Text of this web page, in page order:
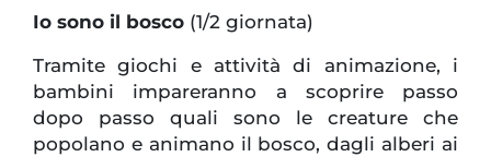
Io sono il bosco (1/2 giornata)
Tramite giochi e attività di animazione, i
bambini impareranno a scoprire passo
dopo passo quali sono le creature che
popolano e animano il bosco, dagli alberi ai